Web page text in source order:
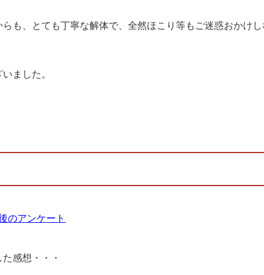
も、とても丁寧な解体で、全然ほこり等もご迷惑おかけ
ました。
感想・・・